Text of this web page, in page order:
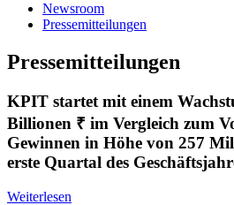
Newsroom
Pressemitteilungen
Pressemitteilungen
KPIT startet mit einem
Billionen ₹ im Vergleich zum
Gewinnen in Höhe von 257
erste Quartal des
Weiterlesen